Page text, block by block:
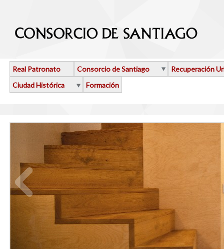
Real Patronato Consorcio de Santiago
Recuperación
Ciudad Histórica
Formación